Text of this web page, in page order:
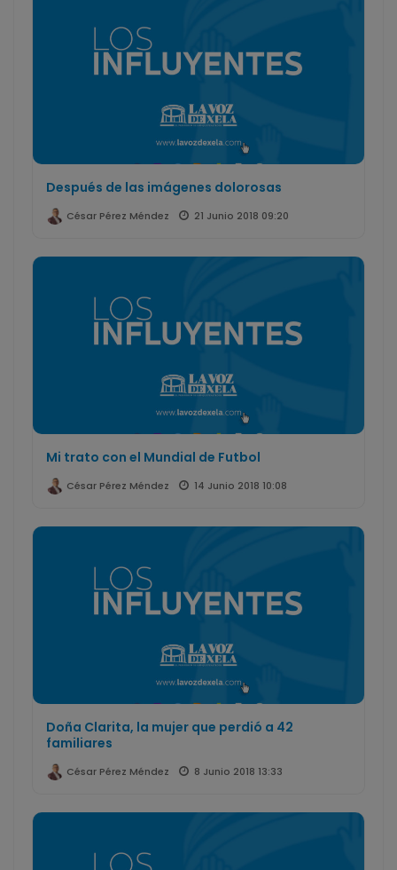
Después de las imágenes dolorosas
César Pérez Méndez 21 Junio 2018 09:20
Mi trato con el Mundial de Futbol
César Pérez Méndez 14 Junio 2018 10:08
Doña Clarita, la mujer que perdió a 42
familiares
César Pérez Méndez 8 Junio 2018 13:33